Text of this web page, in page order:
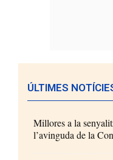
ÚLTIMES
Millores a la
l’avinguda de la